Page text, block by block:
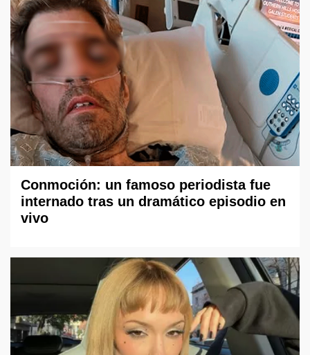
Conmoción: un famoso periodista fue
internado tras un dramático episodio en
vivo